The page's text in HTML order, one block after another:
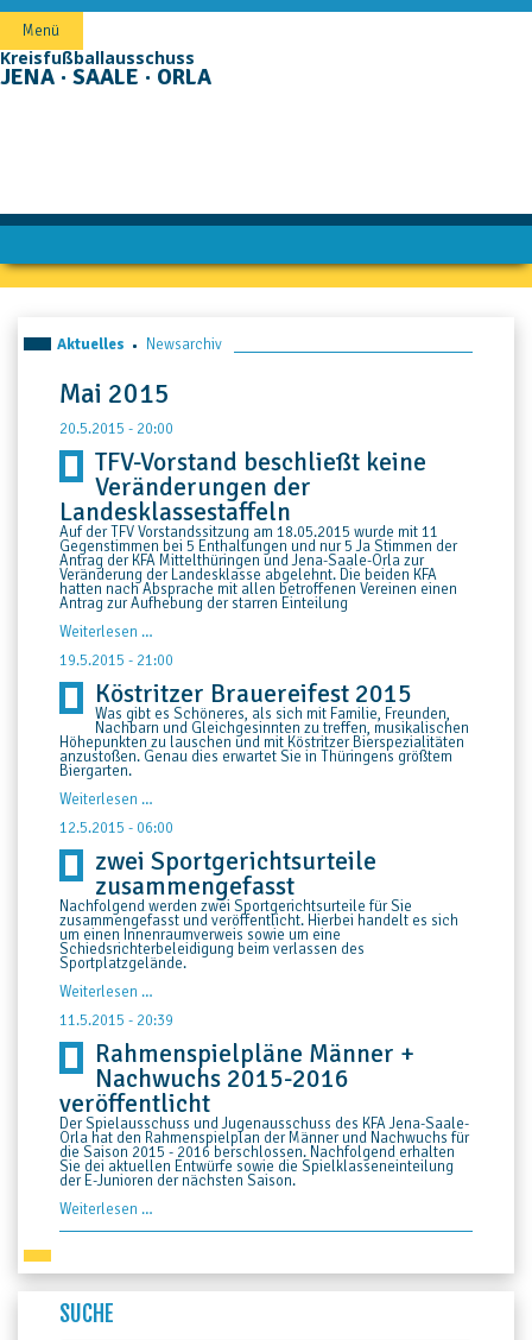
Navigation
überspringen
Menü
Kreisfußballausschuss
JENA · SAALE · ORLA
Aktuelles Newsarchiv
Mai 2015
20.5.2015 - 20:00
TFV-Vorstand beschließt keine
Veränderungen der
Landesklassestaffeln
Auf der TFV Vorstandssitzung am 18.05.2015 wurde mit 11
Gegenstimmen bei 5 Enthaltungen und nur 5 Ja Stimmen der
Antrag der KFA Mittelthüringen und Jena-Saale-Orla zur
Veränderung der Landesklasse abgelehnt. Die beiden KFA
hatten nach Absprache mit allen betroffenen Vereinen einen
Antrag zur Aufhebung der starren Einteilung
Weiterlesen …
beschließt
Veränderungen
der
Landesklassestaffeln
19.5.2015 - 21:00
Köstritzer Brauereifest 2015
Was gibt es Schöneres, als sich mit Familie, Freunden,
Nachbarn und Gleichgesinnten zu treffen, musikalischen
Höhepunkten zu lauschen und mit Köstritzer Bierspezialitäten
anzustoßen. Genau dies erwartet Sie in Thüringens größtem
Biergarten.
Weiterlesen …
2015
12.5.2015 - 06:00
zwei Sportgerichtsurteile
zusammengefasst
Nachfolgend werden zwei Sportgerichtsurteile für Sie
zusammengefasst und veröffentlicht. Hierbei handelt es sich
um einen Innenraumverweis sowie um eine
Schiedsrichterbeleidigung beim verlassen des
Sportplatzgelände.
Weiterlesen …
zusammengefasst
11.5.2015 - 20:39
Rahmenspielpläne Männer +
Nachwuchs 2015-2016
veröffentlicht
Der Spielausschuss und Jugenausschuss des KFA Jena-Saale-
Orla hat den Rahmenspielplan der Männer und Nachwuchs für
die Saison 2015 - 2016 berschlossen. Nachfolgend erhalten
Sie dei aktuellen Entwürfe sowie die Spielklasseneinteilung
der E-Junioren der nächsten Saison.
Weiterlesen …
+
2016
SUCHE